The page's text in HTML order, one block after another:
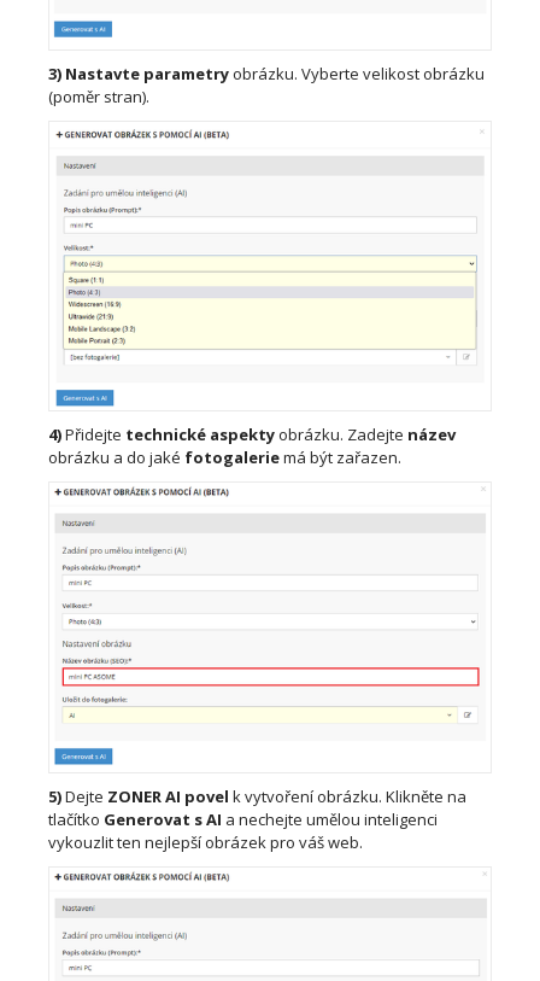
3) Nastavte parametryobrázku. Vyberte velikost obrázku
(poměr stran).
4)Přidejte technické aspektyobrázku. Zadejte název
obrázku a do jaké fotogaleriemá být zařazen.
5)Dejte ZONER AI povel k vytvoření obrázku. Klikněte na
tlačítko Generovat s AI a nechejte umělou inteligenci
vykouzlit ten nejlepší obrázek pro váš web.